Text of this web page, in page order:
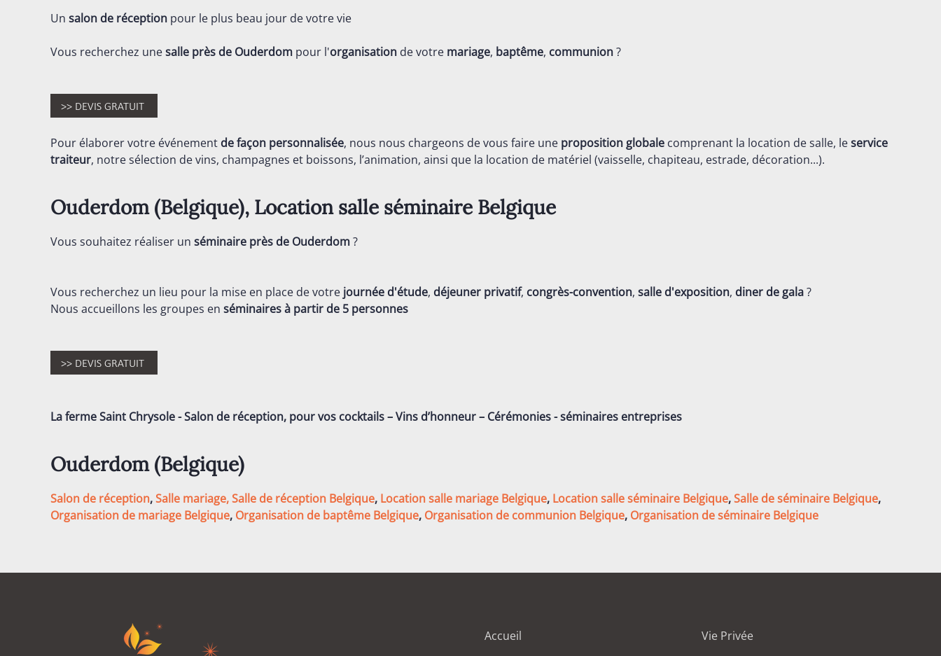
Un salon de réception pour le plus beau jour de votre vie
Vous recherchez unesalle près de Ouderdom pour l'organisation de votre mariage, baptême, communion?
Pour élaborer votre événement de façon personnalisée, nous nous chargeons de vous faire une proposition globale comprenant la location de salle, leservice
traiteur, notre sélection de vins, champagnes et boissons, l’animation, ainsi que la location de matériel (vaisselle, chapiteau, estrade, décoration...).
Ouderdom (Belgique), Location salle séminaireBelgique
Vous souhaitez réaliser un séminaire près de Ouderdom?
Vous recherchez un lieu pour la mise en place de votre journée d'étude, déjeuner privatif, congrès-convention, salle d'exposition, diner de gala?
Nous accueillons les groupes en séminairesà partir de 5 personnes
La ferme Saint Chrysole - Salon de réception, pour vos cocktails – Vins d’honneur – Cérémonies - séminaires entreprises
Ouderdom (Belgique)
Salon de réception,Salle mariage,Salle de réception Belgique, Location salle mariage Belgique, Location salle séminaire Belgique,Salle de séminaire Belgique,
Organisation de mariage Belgique, Organisation de baptême Belgique, Organisation de communion Belgique, Organisation de séminaire Belgique
Accueil Vie Privée